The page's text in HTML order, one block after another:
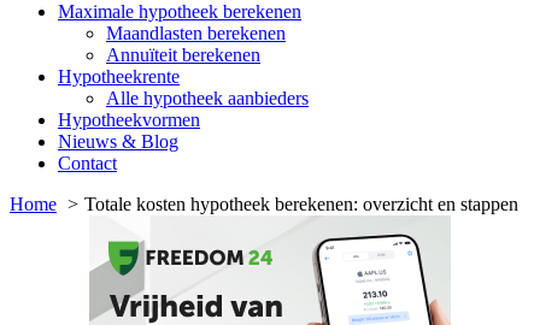
Maximale hypotheek berekenen
Maandlasten berekenen
Annuïteit berekenen
Hypotheekrente
Alle hypotheek aanbieders
Hypotheekvormen
Nieuws & Blog
Contact
Home
Totale kosten hypotheek berekenen: overzicht en stappen